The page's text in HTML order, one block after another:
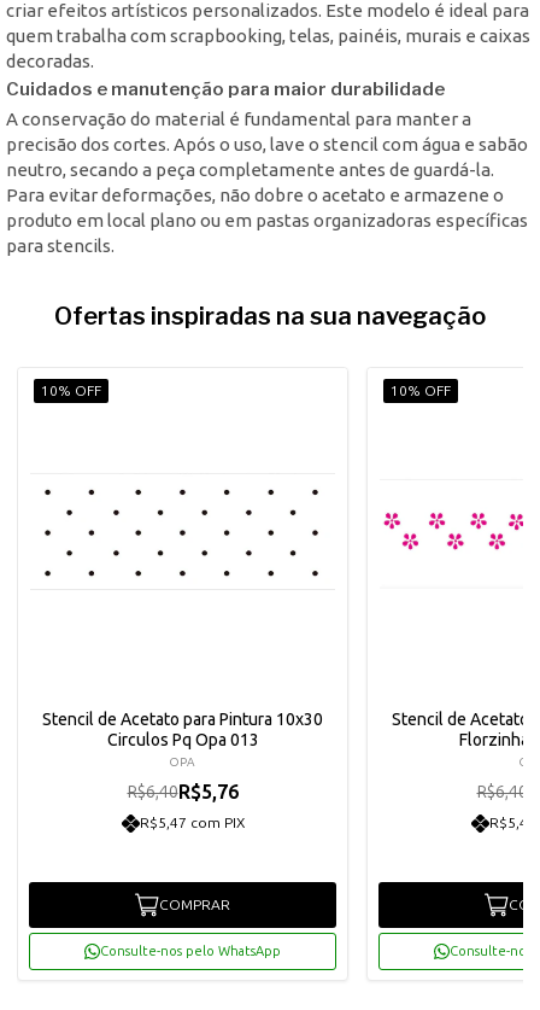
criar efeitos artísticos personalizados. Este modelo é ideal para
quem trabalha com scrapbooking, telas, painéis, murais e caixas
decoradas.
Cuidados e manutenção para maior durabilidade
A conservação do material é fundamental para manter a
precisão dos cortes. Após o uso, lave o stencil com água e sabão
neutro, secando a peça completamente antes de guardá-la.
Para evitar deformações, não dobre o acetato e armazene o
produto em local plano ou em pastas organizadoras específicas
para stencils.
Ofertas inspiradas na sua navegação
10% OFF
Stencil de Acetato para Pintura 10x30
Circulos Pq Opa 013
OPA
R$6,40R$5,76
R$5,47 com PIX
COMPRAR
Consulte-nos pelo WhatsApp
10% OFF
Stencil de Acetato
R$6,40
R$5,47
Consulte-nos